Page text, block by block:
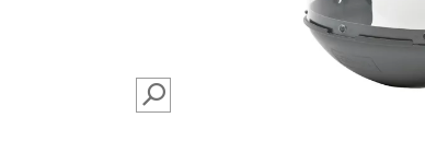
SEARCH